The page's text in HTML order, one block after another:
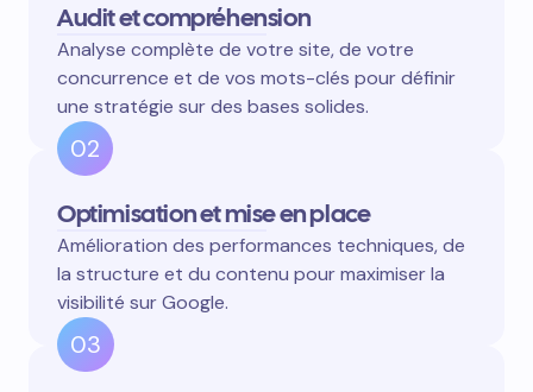
Audit et compréhension
Analyse complète de votre site, de votre
concurrence et de vos mots-clés pour définir
une stratégie sur des bases solides.
02
Optimisation et mise en place
Amélioration des performances techniques, de
la structure et du contenu pour maximiser la
visibilité sur Google.
03